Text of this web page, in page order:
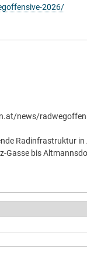
2026/
news/
Radinfrastruktur
Gasse bis